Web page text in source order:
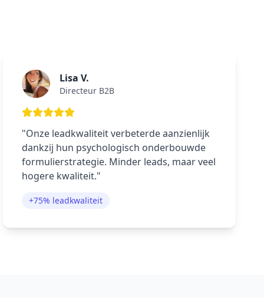
Lisa V.
Directeur B2B
"Onze leadkwaliteit verbeterde aanzienlijk
dankzij hun psychologisch onderbouwde
formulierstrategie. Minder leads, maar veel
hogere kwaliteit."
+75% leadkwaliteit